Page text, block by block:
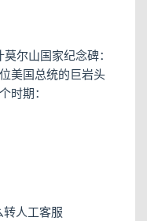
尔山国家纪念碑：
美国总统的巨岩头
时期：
人工客服